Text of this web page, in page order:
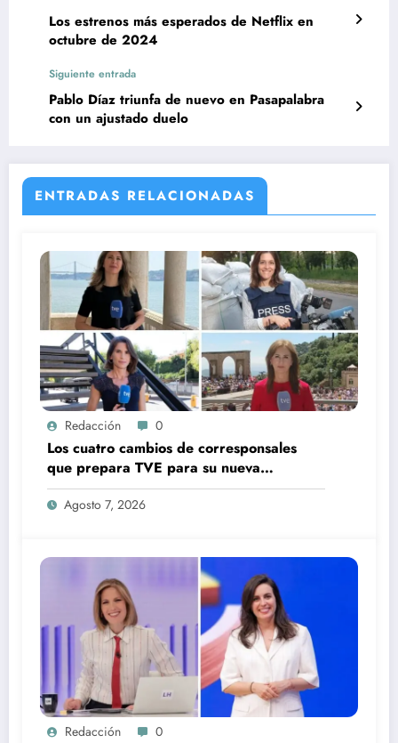
Los estrenos más esperados de Netflix en
octubre de 2024
Siguiente entrada
Pablo Díaz triunfa de nuevo en Pasapalabra
con un ajustado duelo
ENTRADAS RELACIONADAS
Redacción 0
Los cuatro cambios de corresponsales
que prepara TVE para su nueva
temporada
Agosto 7, 2026
Redacción 0